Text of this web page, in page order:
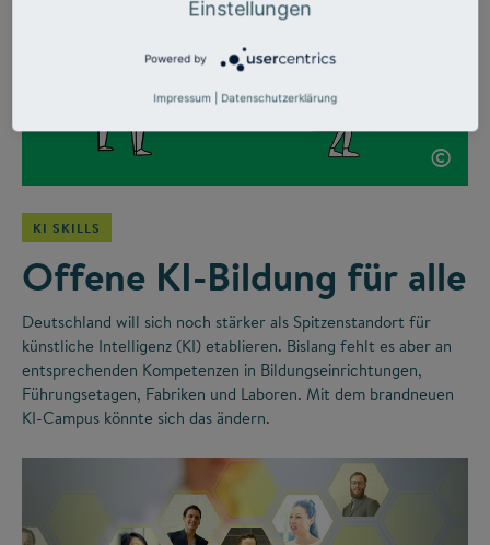
©
KI SKILLS
Offene KI-Bildung für alle
Deutschland will sich noch stärker als Spitzenstandort für
künstliche Intelligenz (KI) etablieren. Bislang fehlt es aber an
entsprechenden Kompetenzen in Bildungseinrichtungen,
Führungsetagen, Fabriken und Laboren. Mit dem brandneuen
KI-Campus könnte sich das ändern.
Einstellungen
Powered by
Impressum Datenschutzerklärung